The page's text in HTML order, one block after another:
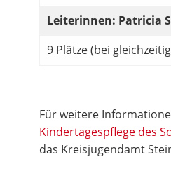
Leiterinnen: Patricia
9 Plätze (bei
Für weitere
Kindertagespflege des
das Kreisjugendamt